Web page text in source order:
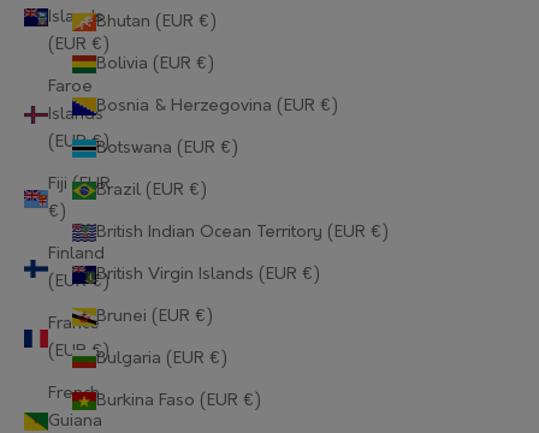
Islands
(EUR €)
Faroe
Islands
(EUR €)
Fiji (EUR
€)
Finland
(EUR €)
France
(EUR €)
French
Guiana
Bhutan (EUR €)
Bolivia (EUR €)
Bosnia & Herzegovina (EUR €)
Botswana (EUR €)
Brazil (EUR €)
British Indian Ocean Territory (EUR €)
British Virgin Islands (EUR €)
Brunei (EUR €)
Bulgaria (EUR €)
Burkina Faso (EUR €)